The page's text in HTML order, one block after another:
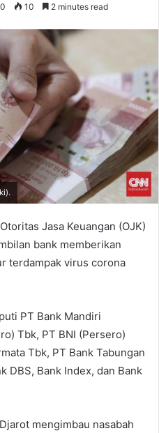
0 10 2 minutes read
Jasa Keuangan (OJK)
bank memberikan
terdampak virus corona
PT Bank Mandiri
Tbk, PT BNI (Persero)
Tbk, PT Bank Tabungan
DBS, Bank Index, dan Bank
mengimbau nasabah